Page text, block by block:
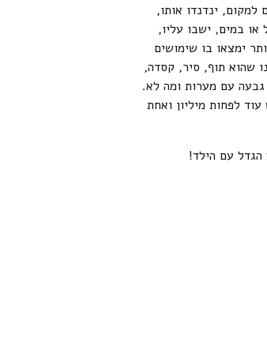
למקום, ינדנדו אותו,
או במים, ישבו עליו,
ימצאו בו שימושים
שהוא תוף, סיר, קסדה,
עם מערות ומה לא.
לפחות מיליון ואחת